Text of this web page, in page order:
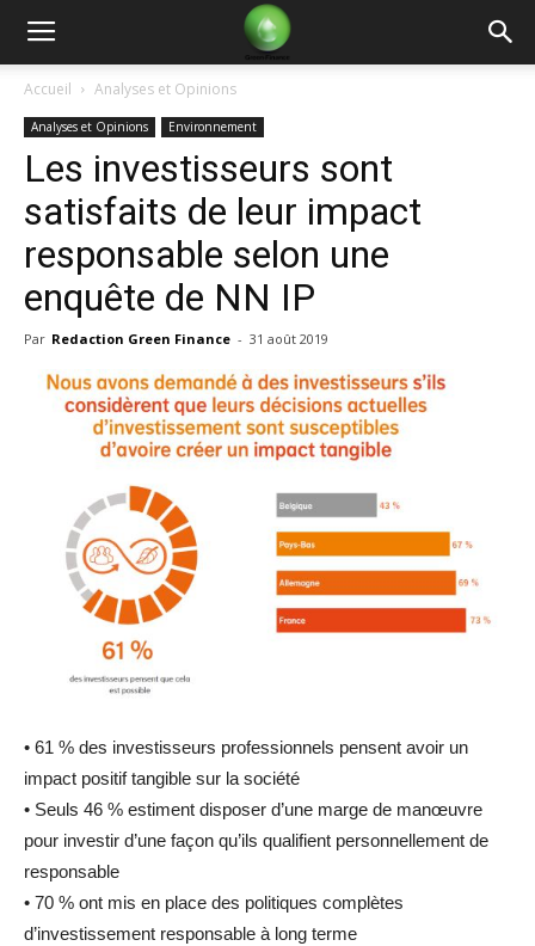
Green
Finance
Accueil Analyses et Opinions
Analyses et Opinions Environnement
Les investisseurs sont
satisfaits de leur impact
responsable selon une
enquête de NN IP
Par Redaction Green Finance - 31 août 2019
• 61 % des investisseurs professionnels pensent avoir un
impact positif tangible sur la société
• Seuls 46 % estiment disposer d’une marge de manœuvre
pour investir d’une façon qu’ils qualifient personnellement de
responsable
• 70 % ont mis en place des politiques complètes
d’investissement responsable à long terme